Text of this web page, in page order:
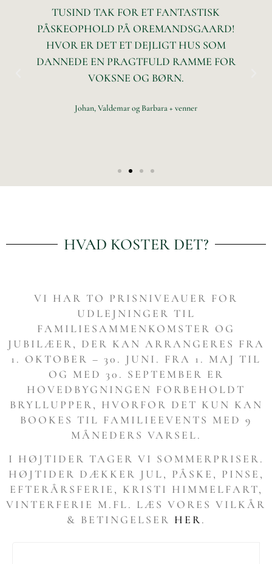
TUSIND TAK FOR ET FANTASTISK
PÅSKEOPHOLD PÅ OREMANDSGAARD!
HVOR ER DET ET DEJLIGT HUS SOM
DANNEDE EN PRAGTFULD RAMME FOR
VOKSNE OG BØRN.
Johan, Valdemar og Barbara + venner
HVAD KOSTER DET?
VI HAR TO PRISNIVEAUER FOR
UDLEJNINGER TIL
FAMILIESAMMENKOMSTER OG
JUBILÆER, DER KAN ARRANGERES FRA
1. OKTOBER – 30. JUNI. FRA 1. MAJ TIL
OG MED 30. SEPTEMBER ER
HOVEDBYGNINGEN FORBEHOLDT
BRYLLUPPER, HVORFOR DET KUN KAN
BOOKES TIL FAMILIEEVENTS MED 9
MÅNEDERS VARSEL.
I HØJTIDER TAGER VI SOMMERPRISER.
HØJTIDER DÆKKER JUL, PÅSKE, PINSE,
EFTERÅRSFERIE, KRISTI HIMMELFART,
VINTERFERIE M.FL. LÆS VORES VILKÅR
& BETINGELSER HER.